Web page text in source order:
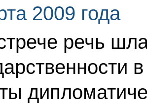
2009 года
речь